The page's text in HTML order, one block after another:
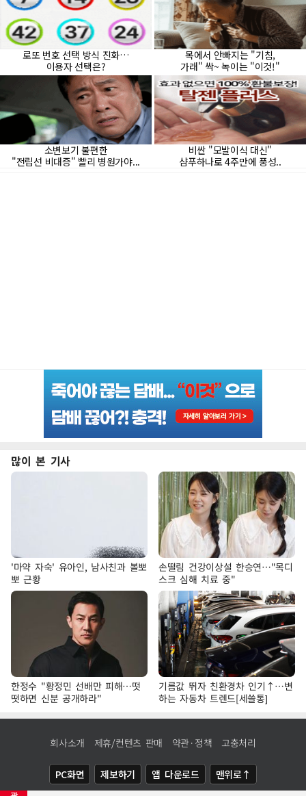
많이 본 기사
'마약 자숙' 유아인, 남사친과 볼뽀
뽀 근황
손떨림 건강이상설 한승연…"목디
스크 심해 치료 중"
한정수 "황정민 선배만 피해…떳
떳하면 신분 공개하라"
기름값 뛰자 친환경차 인기↑…변
하는 자동차 트렌드[세쓸통]
회사소개 제휴/컨텐츠 판매 약관·정책 고충처리
PC화면 제보하기 앱 다운로드 맨위로↑